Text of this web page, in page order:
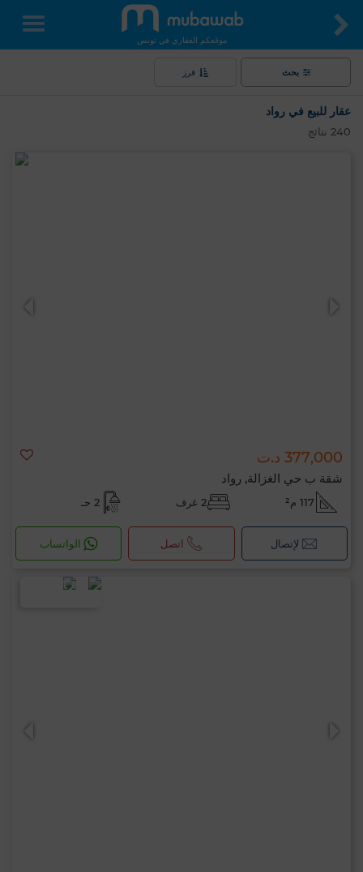
موقعكم العقاري في تونس
بحث فرز
عقار للبيع في رواد
240 نتائج
377,000 د.ت
شقة ب حي الغزالة, رواد
117 م² 2 غرف 2 حـ
لإتصال اتصل الواتساب